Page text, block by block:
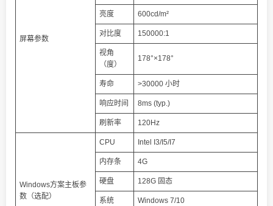
屏幕参数
亮度 600cd/m²
对比度 150000:1
视角
（度）
178°×178°
寿命 >30000 小时
响应时间 8ms (typ.)
刷新率 120Hz
Windows方案主板参
数（选配）
CPU Intel I3/I5/I7
内存条 4G
硬盘 128G 固态
系统 Windows 7/10